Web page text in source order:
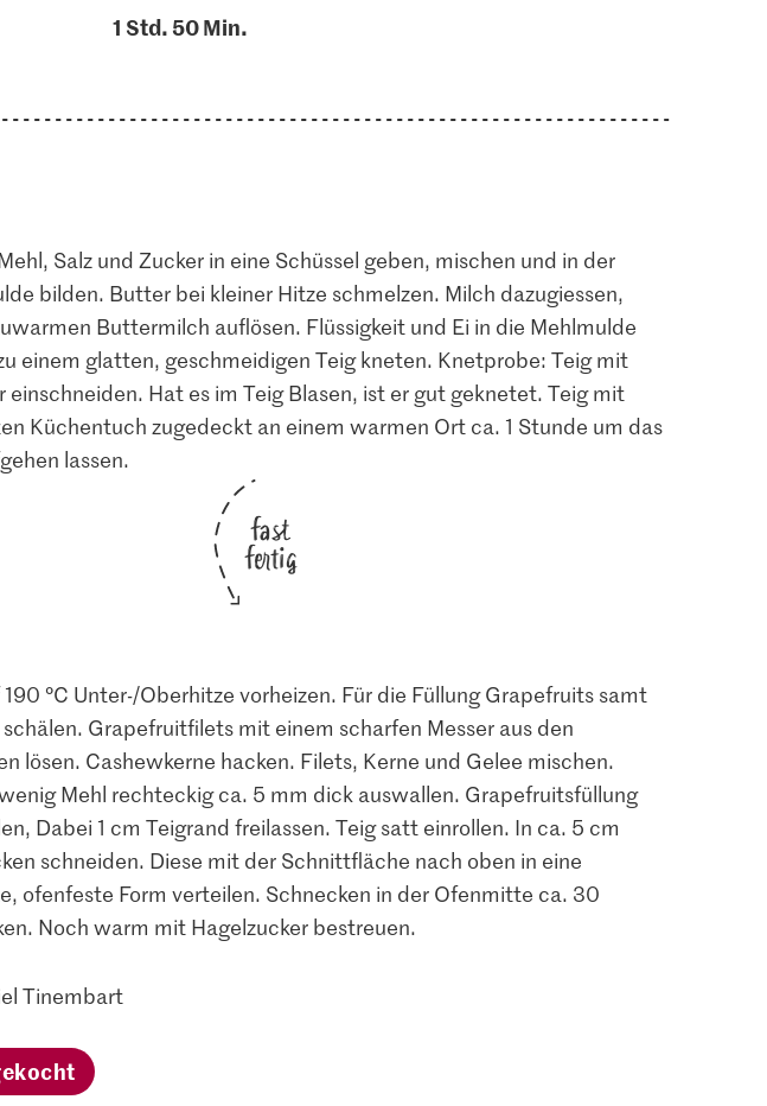
1 Std. 50 Min.
Salz und Zucker in eine Schüssel geben, mischen und in der
bilden. Butter bei kleiner Hitze schmelzen. Milch dazugiessen,
Buttermilch auflösen. Flüssigkeit und Ei in die Mehlmulde
einem glatten, geschmeidigen Teig kneten. Knetprobe: Teig mit
einschneiden. Hat es im Teig Blasen, ist er gut geknetet. Teig mit
Küchentuch zugedeckt an einem warmen Ort ca. 1 Stunde um das
lassen.
fast
fertig
°C Unter-/Oberhitze vorheizen. Für die Füllung Grapefruits samt
Grapefruitfilets mit einem scharfen Messer aus den
lösen. Cashewkerne hacken. Filets, Kerne und Gelee mischen.
Mehl rechteckig ca. 5 mm dick auswallen. Grapefruitsfüllung
Dabei 1 cm Teigrand freilassen. Teig satt einrollen. In ca. 5 cm
schneiden. Diese mit der Schnittfläche nach oben in eine
ofenfeste Form verteilen. Schnecken in der Ofenmitte ca. 30
Noch warm mit Hagelzucker bestreuen.
Tinembart